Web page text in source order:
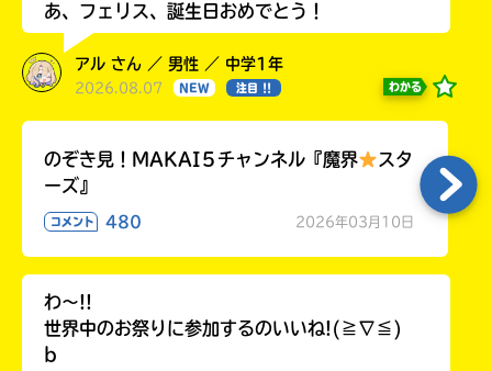
あ、フェリス、誕生日おめでとう！
アル さん ／ 男性 ／ 中学1年
2026.08.07 NEW 注目 !! わかる
のぞき見！MAKAI５チャンネル『魔界
スタ
ーズ』
コメント 480 2026年03月10日
わ〜!!
世界中のお祭りに参加するのいいね!(≧∇≦)
b